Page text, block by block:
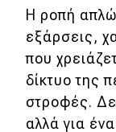
H ροπή
εξάρσεις,
που
δίκτυο της
στροφές.
αλλά για